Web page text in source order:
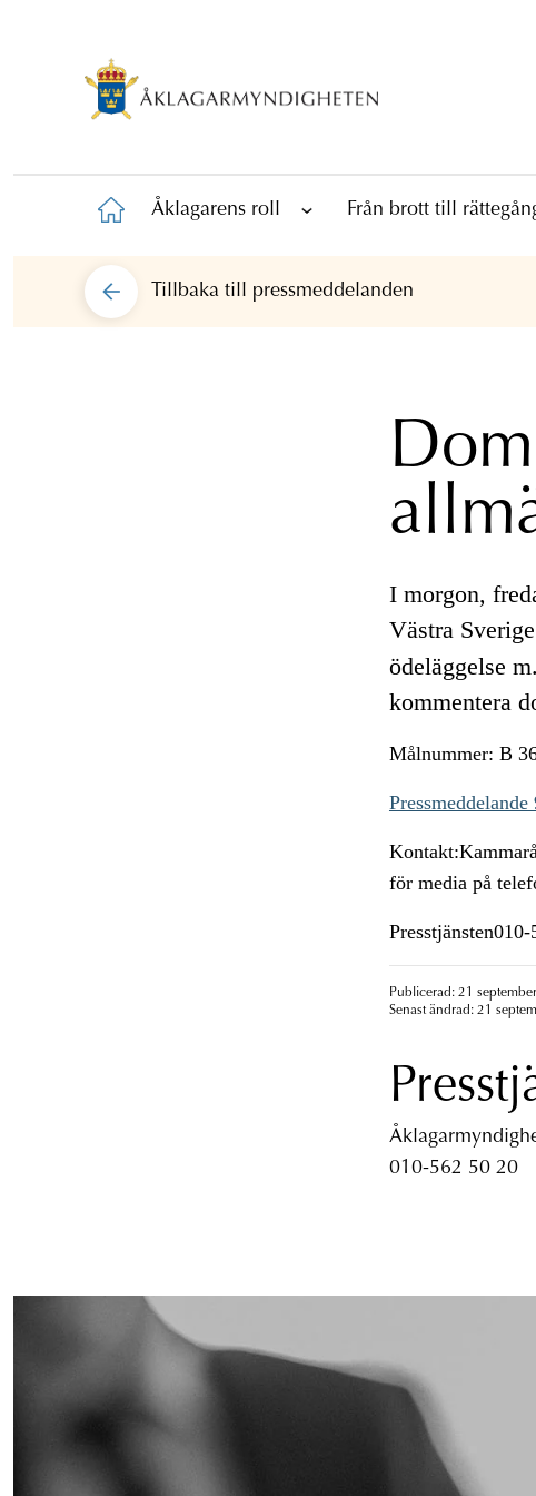
Åklagarens roll Från brott till
Tillbaka till pressmeddelanden
I morgon,
Västra
ödeläggelse
kommentera
Målnummer: B
för media på
Publicerad: 21
Senast ändrad: 21
010-562 50 20